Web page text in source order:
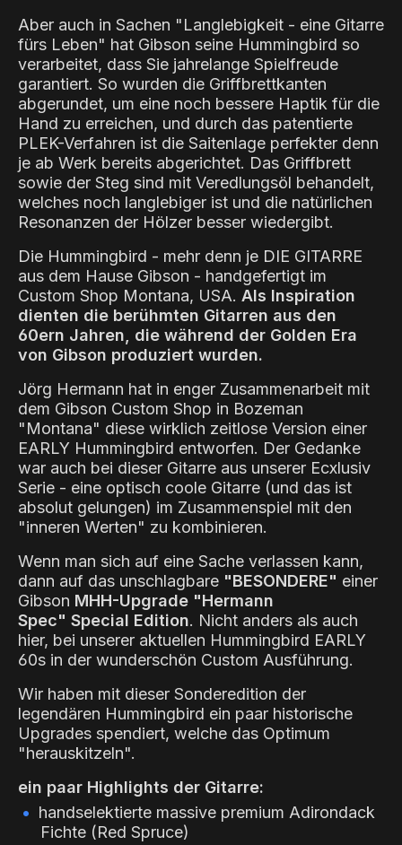
Aber auch in Sachen "Langlebigkeit - eine Gitarre
fürs Leben" hat Gibson seine Hummingbird so
verarbeitet, dass Sie jahrelange Spielfreude
garantiert. So wurden die Griffbrettkanten
abgerundet, um eine noch bessere Haptik für die
Hand zu erreichen, und durch das patentierte
PLEK-Verfahren ist die Saitenlage perfekter denn
je ab Werk bereits abgerichtet. Das Griffbrett
sowie der Steg sind mit Veredlungsöl behandelt,
welches noch langlebiger ist und die natürlichen
Resonanzen der Hölzer besser wiedergibt.
Die Hummingbird - mehr denn je DIE GITARRE
aus dem Hause Gibson - handgefertigt im
Custom Shop Montana, USA. Als Inspiration
dienten die berühmten Gitarren aus den
60ern Jahren, die während der Golden Era
von Gibson produziert wurden.
Jörg Hermann hat in enger Zusammenarbeit mit
dem Gibson Custom Shop in Bozeman
"Montana" diese wirklich zeitlose Version einer
EARLY Hummingbird entworfen. Der Gedanke
war auch bei dieser Gitarre aus unserer Ecxlusiv
Serie - eine optisch coole Gitarre (und das ist
absolut gelungen) im Zusammenspiel mit den
"inneren Werten" zu kombinieren.
Wenn man sich auf eine Sache verlassen kann,
dann auf das unschlagbare "BESONDERE" einer
Gibson MHH-Upgrade "Hermann
Spec" Special Edition. Nicht anders als auch
hier, bei unserer aktuellen Hummingbird EARLY
60s in der wunderschön Custom Ausführung.
Wir haben mit dieser Sonderedition der
legendären Hummingbird ein paar historische
Upgrades spendiert, welche das Optimum
"herauskitzeln".
ein paar Highlights der Gitarre:
handselektierte massive premium Adirondack
Fichte (Red Spruce)